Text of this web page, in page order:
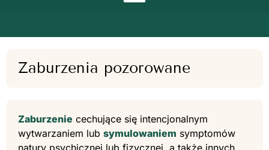
Zaburzenia pozorowane
Zaburzenie cechujące się intencjonalnym
wytwarzaniem lub symulowaniem symptomów
natury psychicznej lub fizycznej, a także innych